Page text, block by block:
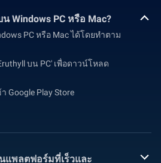
Windows PC หรือ Mac?
PC หรือ Mac ได้โดยทำตาม
บน PC' เพื่อดาวน์โหลด
Google Play Store
แพลตฟอร์มที่เร็วและ